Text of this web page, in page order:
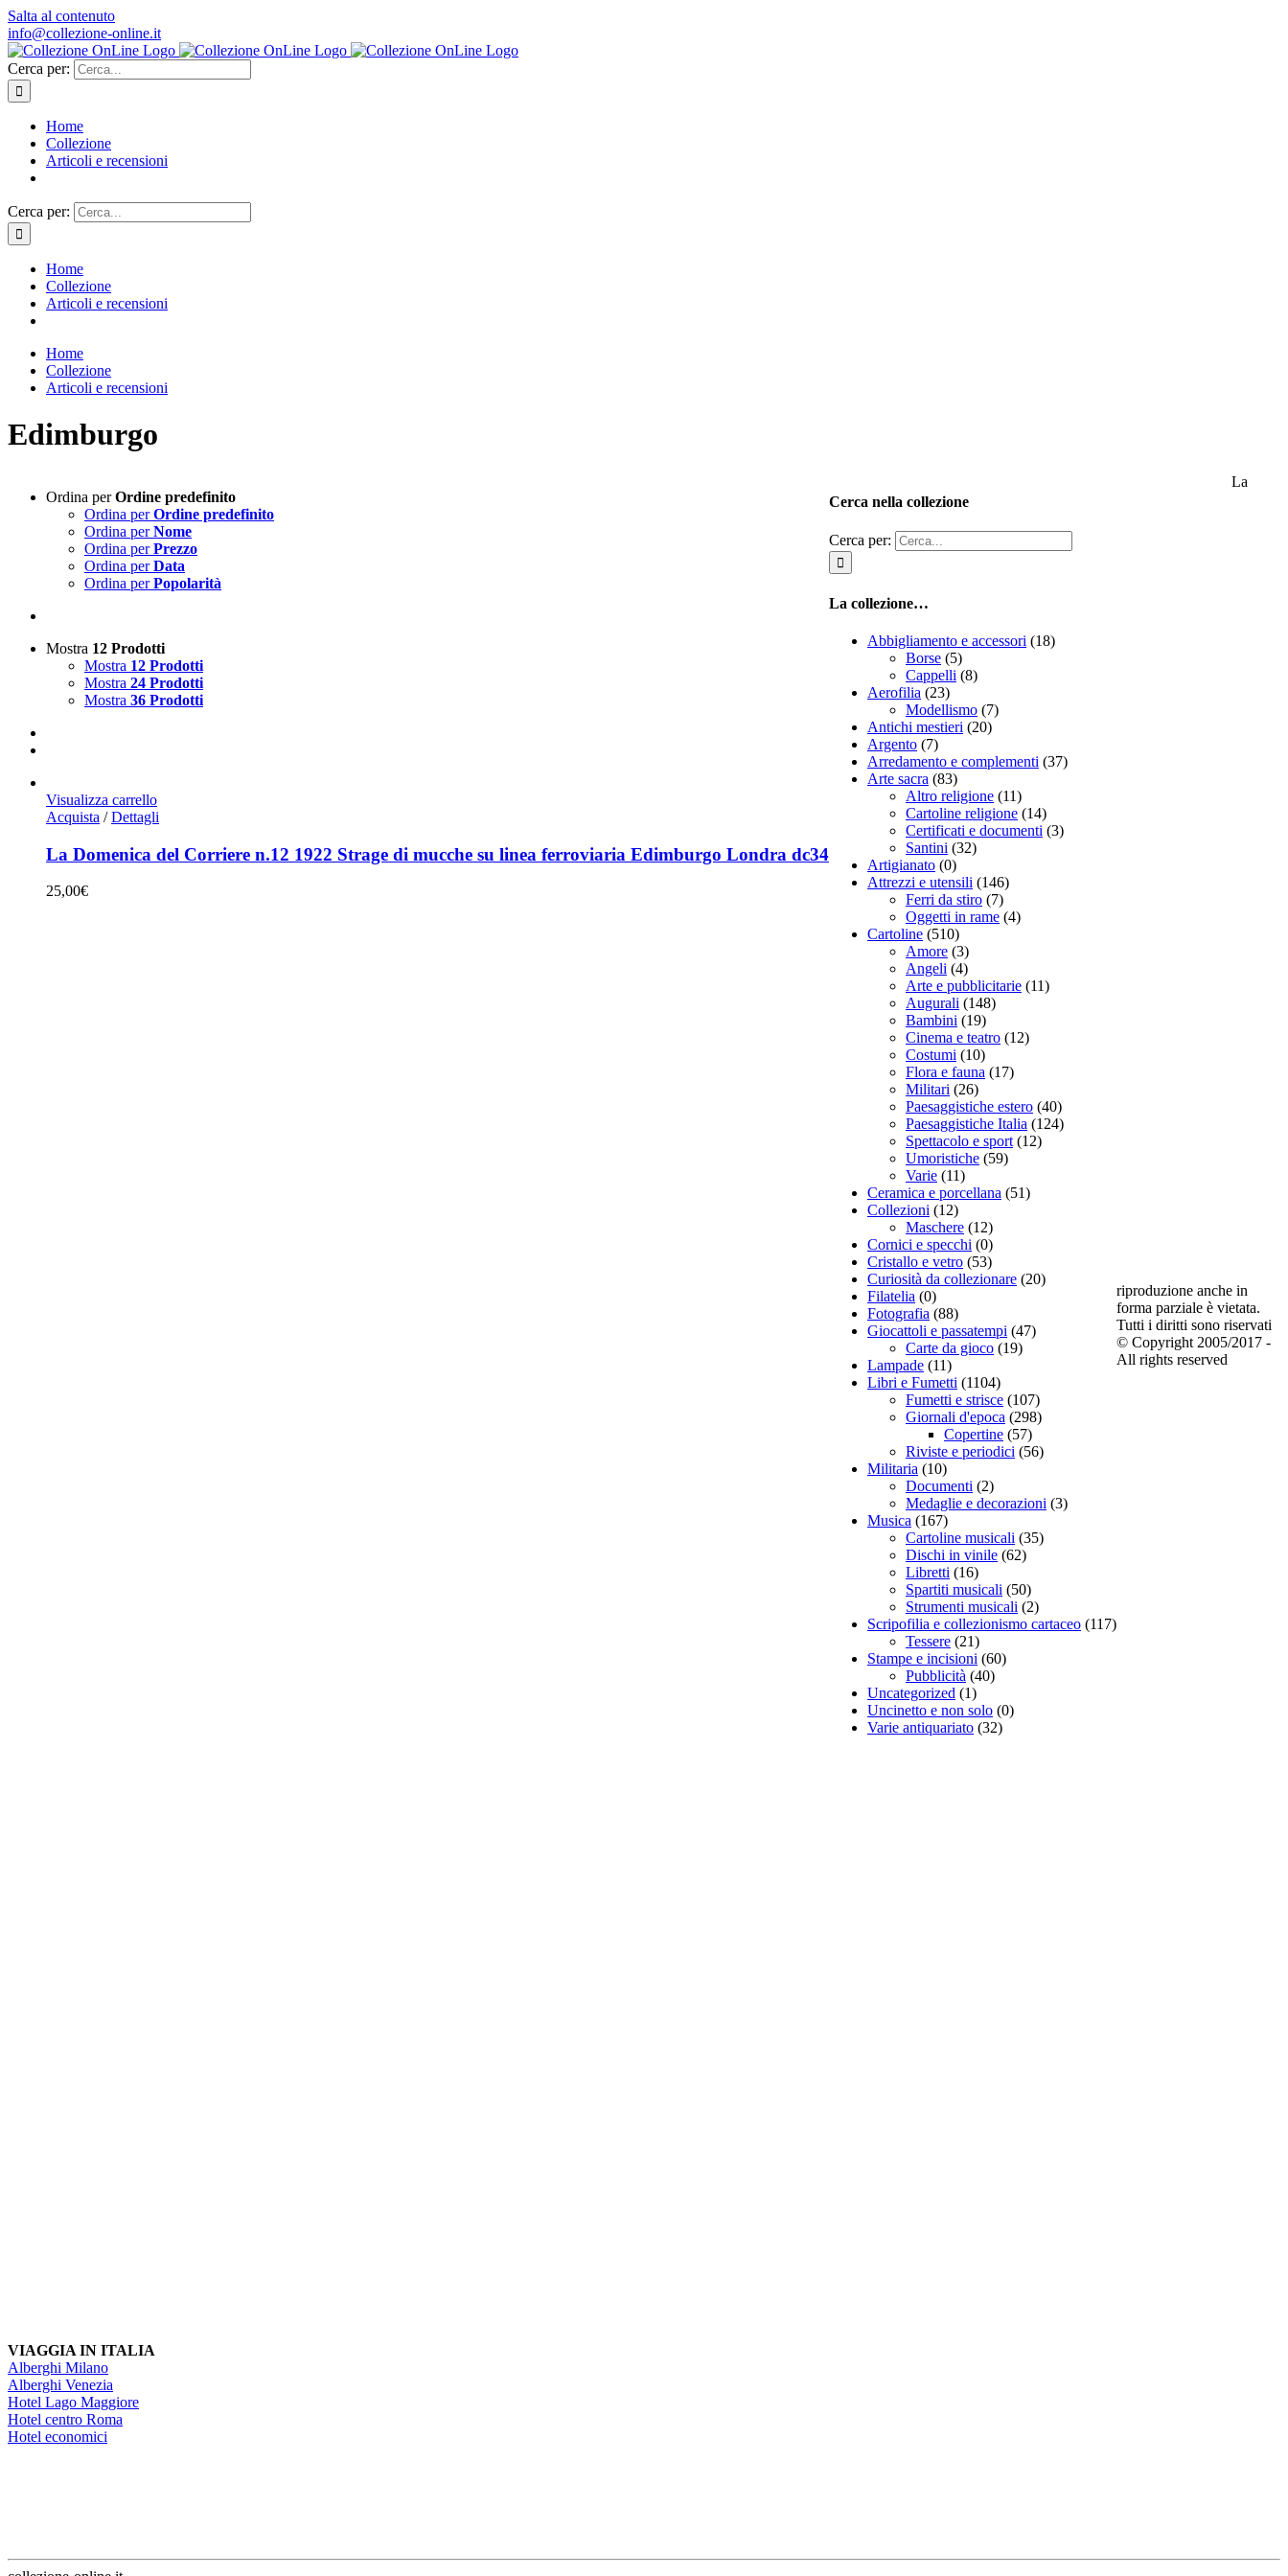
Salta al contenuto
info@collezione-online.it
Cerca per:
Home
Collezione
Articoli e recensioni
Cerca per:
Home
Collezione
Articoli e recensioni
Home
Collezione
Articoli e recensioni
Edimburgo
Ordina perOrdine predefinito
Ordina perOrdine predefinito
Ordina perNome
Ordina perPrezzo
Ordina perData
Ordina perPopolarità
Mostra 12 Prodotti
Mostra 12 Prodotti
Mostra 24 Prodotti
Mostra 36 Prodotti
Visualizza carrello
Acquista / Dettagli
La Domenica del Corriere n.12 1922 Strage di mucche su linea ferroviaria Edimburgo Londra dc34
25,00€
Cerca nella collezione
Cerca per:
La collezione…
Abbigliamento e accessori (18)
Borse (5)
Cappelli (8)
Aerofilia (23)
Modellismo (7)
Antichi mestieri (20)
Argento (7)
Arredamento e complementi (37)
Arte sacra (83)
Altro religione (11)
Cartoline religione (14)
Certificati e documenti (3)
Santini (32)
Artigianato (0)
Attrezzi e utensili (146)
Ferri da stiro (7)
Oggetti in rame (4)
Cartoline (510)
Amore (3)
Angeli (4)
Arte e pubblicitarie (11)
Augurali (148)
Bambini (19)
Cinema e teatro (12)
Costumi (10)
Flora e fauna (17)
Militari (26)
Paesaggistiche estero (40)
Paesaggistiche Italia (124)
Spettacolo e sport (12)
Umoristiche (59)
Varie (11)
Ceramica e porcellana (51)
Collezioni (12)
Maschere (12)
Cornici e specchi (0)
Cristallo e vetro (53)
Curiosità da collezionare (20)
Filatelia (0)
Fotografia (88)
Giocattoli e passatempi (47)
Carte da gioco (19)
Lampade (11)
Libri e Fumetti (1104)
Fumetti e strisce (107)
Giornali d'epoca (298)
Copertine (57)
Riviste e periodici (56)
Militaria (10)
Documenti (2)
Medaglie e decorazioni (3)
Musica (167)
Cartoline musicali (35)
Dischi in vinile (62)
Libretti (16)
Spartiti musicali (50)
Strumenti musicali (2)
Scripofilia e collezionismo cartaceo (117)
Tessere (21)
Stampe e incisioni (60)
Pubblicità (40)
Uncategorized (1)
Uncinetto e non solo (0)
Varie antiquariato (32)
La
riproduzione anche in
forma parziale è vietata.
Tutti i diritti sono riservati
© Copyright 2005/2017 -
All rights reserved
VIAGGIA IN ITALIA
Alberghi Milano
Alberghi Venezia
Hotel Lago Maggiore
Hotel centro Roma
Hotel economici